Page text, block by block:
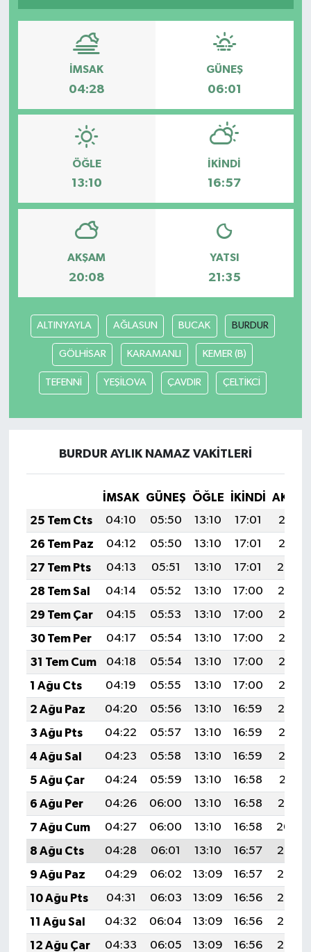
İMSAK
04:28
GÜNEŞ
06:01
ÖĞLE
13:10
İKINDI
16:57
AKŞAM
20:08
YATSI
21:35
ALTINYAYLA AĞLASUN BUCAK BURDUR
GÖLHİSAR KARAMANLI KEMER (B)
TEFENNİ YEŞİLOVA ÇAVDIR ÇELTİKCİ
BURDUR AYLIK NAMAZ VAKITLERI
İMSAK GÜNEŞ ÖĞLE İKINDI
25 Tem Cts
04:10 05:50 13:10 17:01
20:21
26 Tem Paz
04:12 05:50 13:10 17:01
20:21
27 Tem Pts
04:13 05:51 13:10 17:01
20:20
28 Tem Sal
04:14 05:52 13:10 17:00
20:19
29 Tem Çar
04:15 05:53 13:10 17:00
20:18
30 Tem Per
04:17 05:54 13:10 17:00
20:17
31 Tem Cum
04:18 05:54 13:10 17:00
20:16
1 Ağu Cts
04:19 05:55 13:10 17:00
20:15
2 Ağu Paz
04:20 05:56 13:10 16:59
20:14
3 Ağu Pts
04:22 05:57 13:10 16:59
20:13
4 Ağu Sal
04:23 05:58 13:10 16:59
20:12
5 Ağu Çar
04:24 05:59 13:10 16:58
20:11
6 Ağu Per
04:26 06:00 13:10 16:58
20:10
7 Ağu Cum
04:27 06:00 13:10 16:58
20:09
8 Ağu Cts
04:28 06:01 13:10 16:57
20:08
9 Ağu Paz
04:29 06:02 13:09 16:57
20:07
10 Ağu Pts
04:31 06:03 13:09 16:56
20:06
11 Ağu Sal
04:32 06:04 13:09 16:56
20:05
12 Ağu Çar
04:33 06:05 13:09 16:56
20:03
Gündem
Kültür & Sanat
Bilim
Bilim, Teknoloji